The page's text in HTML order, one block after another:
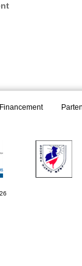
Financement